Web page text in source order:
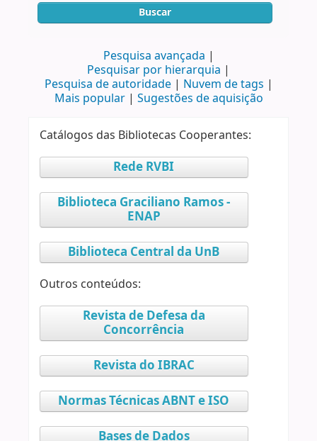
Buscar
Pesquisa avançada
Pesquisar por hierarquia
Pesquisa de autoridade
Nuvem de tags
Mais popular
Sugestões de aquisição
Catálogos das Bibliotecas Cooperantes:
Rede RVBI
Biblioteca Graciliano Ramos -
ENAP
Biblioteca Central da UnB
Outros conteúdos:
Revista de Defesa da
Concorrência
Revista do IBRAC
Normas Técnicas ABNT e ISO
Bases de Dados